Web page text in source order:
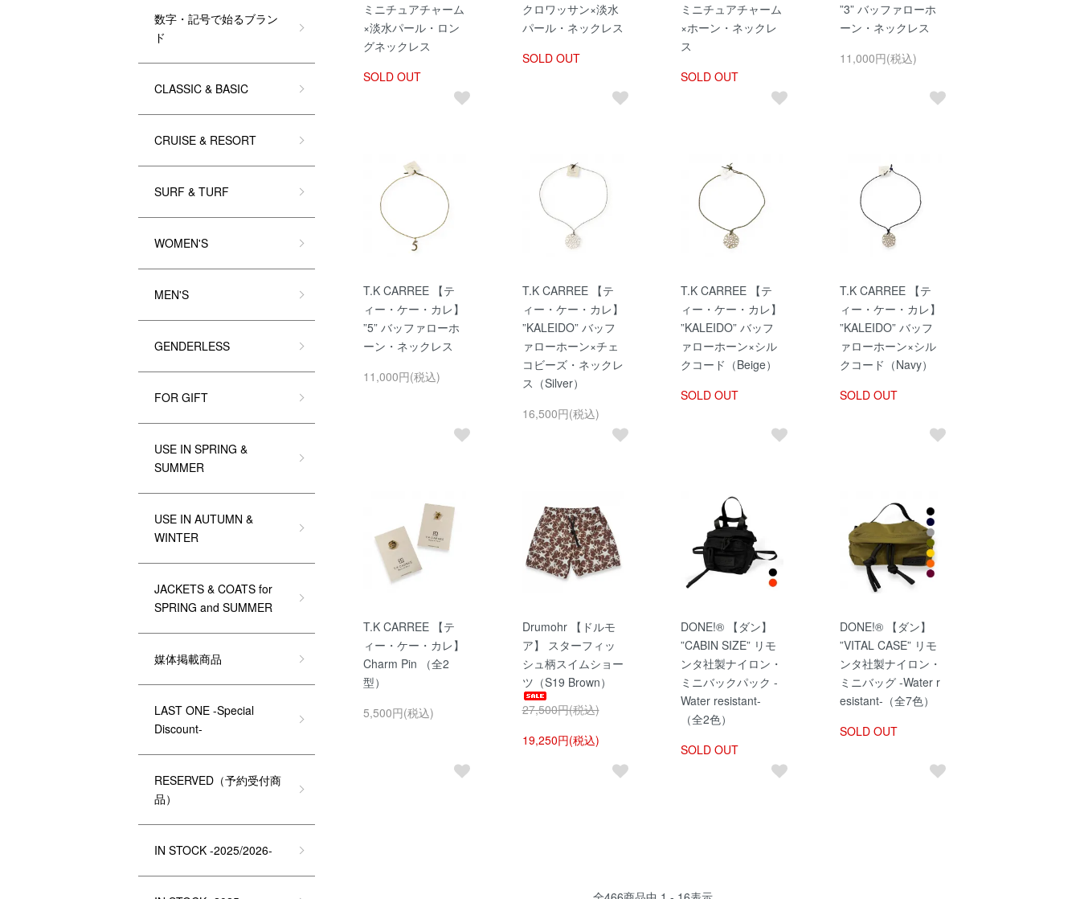
ミニチュアチャーム
×淡水パール・ロン
グネックレス
SOLD OUT
クロワッサン×淡水
パール・ネックレス
SOLD OUT
ミニチュアチャーム
×ホーン・ネックレ
ス
SOLD OUT
”3” バッファローホ
ーン・ネックレス
11,000円(税込)
T.K CARREE 【テ
ィー・ケー・カレ】
”5” バッファローホ
ーン・ネックレス
11,000円(税込)
T.K CARREE 【テ
ィー・ケー・カレ】
”KALEIDO” バッフ
ァローホーン×チェ
コビーズ・ネックレ
ス（Silver）
16,500円(税込)
T.K CARREE 【テ
ィー・ケー・カレ】
”KALEIDO” バッフ
ァローホーン×シル
クコード（Beige）
SOLD OUT
T.K CARREE 【テ
ィー・ケー・カレ】
”KALEIDO” バッフ
ァローホーン×シル
クコード（Navy）
SOLD OUT
T.K CARREE 【テ
ィー・ケー・カレ】
Charm Pin （全2
型）
5,500円(税込)
Drumohr 【ドルモ
ア】 スターフィッ
シュ柄スイムショー
ツ（S19 Brown）
27,500円(税込)
19,250円(税込)
DONE!® 【ダン】
”CABIN SIZE” リモ
ンタ社製ナイロン・
ミニバックパック -
Water resistant-
（全2色）
SOLD OUT
DONE!® 【ダン】
”VITAL CASE” リモ
ンタ社製ナイロン・
ミニバッグ -Water r
esistant-（全7色）
SOLD OUT
数字・記号で始るブラン
ド
CLASSIC & BASIC
CRUISE & RESORT
SURF & TURF
WOMEN'S
MEN'S
GENDERLESS
FOR GIFT
USE IN SPRING &
SUMMER
USE IN AUTUMN &
WINTER
JACKETS & COATS for
SPRING and SUMMER
媒体掲載商品
LAST ONE -Special
Discount-
RESERVED（予約受付商
品）
IN STOCK -2025/2026-